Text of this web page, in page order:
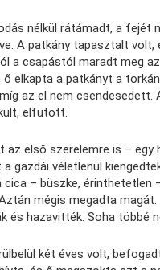
nélkül rátámadt, a fejét
A patkány tapasztalt volt,
a csapástól maradt meg
ő elkapta a patkányt a
az el nem csendesedett.
elfutott.
az első szerelemre is – egy
a gazdái véletlenül
cica – büszke, érinthetetlen
mégis megadta magát.
és hazavitték. Soha többé
két éves volt,